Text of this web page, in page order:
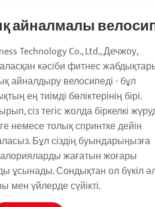
айналмалы
Technology Co., Ltd., Дечжоу,
кәсіби фитнес
айналдыру велосипеді - бұл
ең тиімді бөліктерінің бірі.
сіз тегіс жолда біркелкі
​​немесе толық спринтке дейін
Бұл сіздің буындарыңызға
жағатын жоғары
ұсынады. Сондықтан ол бүкіл
мен үйлерде сүйікті.